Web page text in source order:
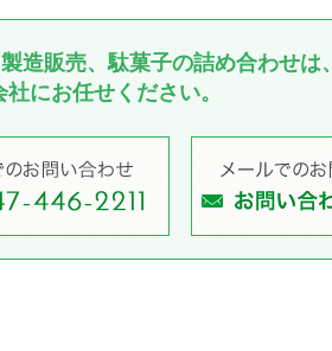
造販売、駄菓子の詰め合わせは、
にお任せください。